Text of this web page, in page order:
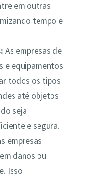
em outras
tempo e
As empresas de
e equipamentos
todos os tipos
até objetos
seja
e segura.
empresas
danos ou
Isso